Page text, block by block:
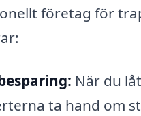
företag för
När du
ta hand om